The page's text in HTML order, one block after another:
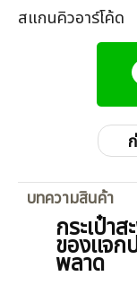
สแกนคิวอาร์โค้ด
บทความสินค้า
กระเป๋า
ของแจก
พลาด